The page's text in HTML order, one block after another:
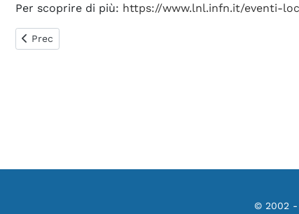
Per scoprire di più: https://www.lnl.infn.it/eventi-
Articolo precedente: Dal Nobel alla vita di tutti i giorni.
Prec
© 2002 -